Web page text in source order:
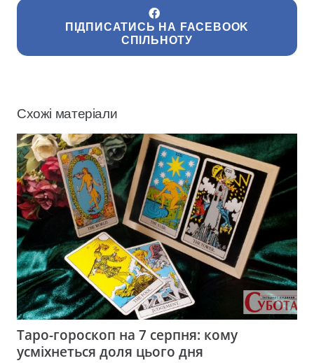
ПІДПИСАТИСЬ НА FACEBOOK
СПІЛЬНОТУ
Схожі матеріали
Таро-гороскоп на 7 серпня: кому
усміхнеться доля цього дня